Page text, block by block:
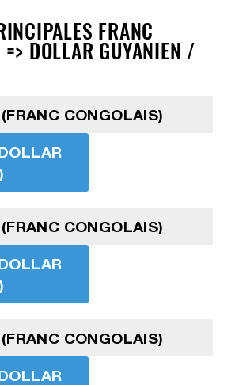
FRANC
DOLLAR GUYANIEN /
CONGOLAIS)
CONGOLAIS)
CONGOLAIS)